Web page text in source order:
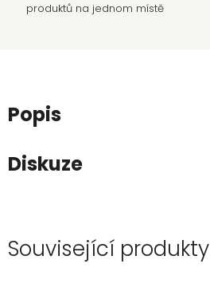
produktů na jednom místě
Popis
Diskuze
Související produkty